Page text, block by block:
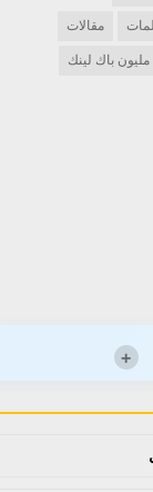
مقالات
مليون باك لينك
+